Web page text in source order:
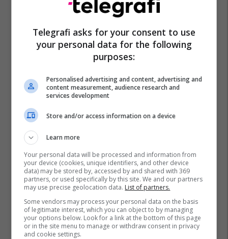
Telegrafi asks for your consent to use
your personal data for the following
purposes:
Personalised advertising and content, advertising and
content measurement, audience research and
services development
Store and/or access information on a device
Learn more
Your personal data will be processed and information from
your device (cookies, unique identifiers, and other device
data) may be stored by, accessed by and shared with 369
partners, or used specifically by this site. We and our partners
may use precise geolocation data. List of partners.
Some vendors may process your personal data on the basis
of legitimate interest, which you can object to by managing
your options below. Look for a link at the bottom of this page
or in the site menu to manage or withdraw consent in privacy
and cookie settings.